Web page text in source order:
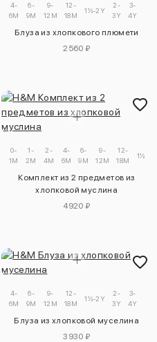
4-
6M
6-
9M
9-
12M
12-
18M
1½-2Y
2-
3Y
3-
4Y
Блуза из хлопкового плюмети
2560 ₽
0-
1M
1-
2M
2-
4M
4-
6M
6-
9M
9-
12M
12-
18M
1½-2Y
Комплект из 2 предметов из
хлопковой муслина
4920 ₽
4-
6M
6-
9M
9-
12M
12-
18M
1½-2Y
2-
3Y
3-
4Y
Блуза из хлопковой муселина
3930 ₽